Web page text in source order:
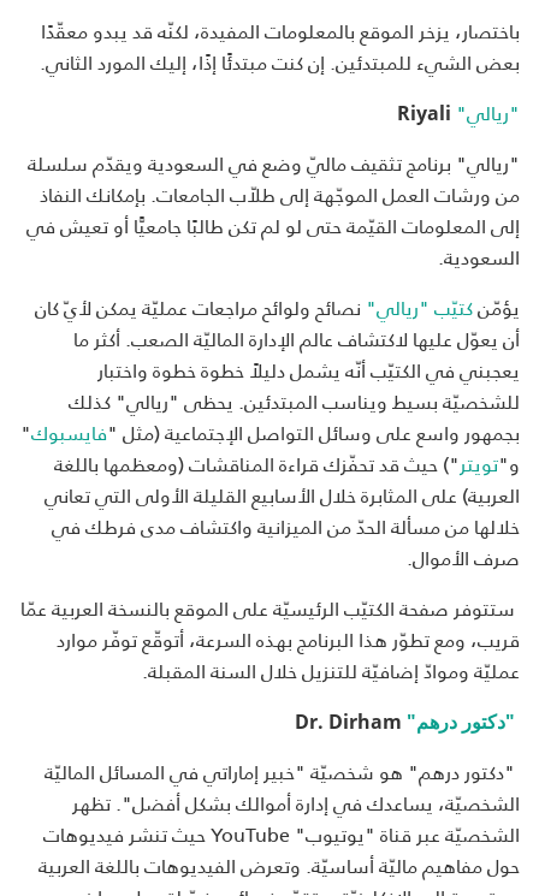
باختصار، يزخر الموقع بالمعلومات المفيدة، لكنّه قد يبدو معقّدًا
بعض الشيء للمبتدئين. إن كنت مبتدئًا إذًا، إليك المورد الثاني.
"ريالي" Riyali
"ريالي" برنامج تثقيف ماليّ وضع في السعودية ويقدّم سلسلة
من ورشات العمل الموجّهة إلى طلاّب الجامعات. بإمكانك النفاذ
إلى المعلومات القيّمة حتى لو لم تكن طالبًا جامعيًّا أو تعيش في
السعودية.
يؤمّنكتيّب "ريالي" نصائح ولوائح مراجعات عمليّة يمكن لأيّ كان
أن يعوّل عليها لاكتشاف عالم الإدارة الماليّة الصعب. أكثر ما
يعجبني في الكتيّب أنّه يشمل دليلاً خطوة خطوة واختبار
للشخصيّة بسيط ويناسب المبتدئين. يحظى "ريالي" كذلك
بجمهور واسع على وسائل التواصل الإجتماعية (مثل "فايسبوك"
و"تويتر") حيث قد تحفّزك قراءة المناقشات (ومعظمها باللغة
العربية) على المثابرة خلال الأسابيع القليلة الأولى التي تعاني
خلالها من مسألة الحدّ من الميزانية واكتشاف مدى فرطك في
صرف الأموال.
ستتوفر صفحة الكتيّب الرئيسيّة على الموقع بالنسخة العربية عمّا
قريب، ومع تطوّر هذا البرنامج بهذه السرعة، أتوقّع توفّر موارد
عمليّة وموادّ إضافيّة للتنزيل خلال السنة المقبلة.
"دكتور درهم" Dr. Dirham
"دكتور درهم" هو شخصيّة "خبير إماراتي في المسائل الماليّة
الشخصيّة، يساعدك في إدارة أموالك بشكل أفضل". تظهر
الشخصيّة عبر قناة "يوتيوب" YouTube حيث تنشر فيديوهات
حول مفاهيم ماليّة أساسيّة. وتعرض الفيديوهات باللغة العربية